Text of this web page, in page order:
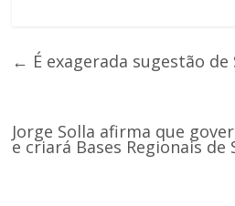
← É exagerada sugestão de
Jorge Solla afirma que
e criará Bases Regionais de